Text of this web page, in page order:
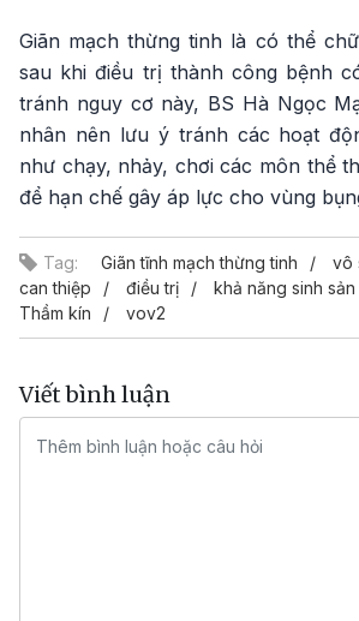
Giãn mạch thừng tinh là có thể
sau khi điều trị thành công bệnh
tránh nguy cơ này, BS Hà Ngọc
nhân nên lưu ý tránh các hoạt
như chạy, nhảy, chơi các môn thể
để hạn chế gây áp lực cho vùng
Tag: Giãn tĩnh mạch thừng tinh
vô
can thiệp
điều trị khả năng sinh sản
Thầm kín
vov2
Viết bình luận